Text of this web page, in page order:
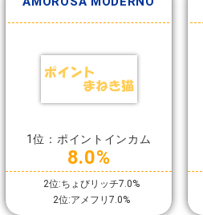
1位：ポイントインカム
8.0%
2位:ちょびリッチ7.0%
2位:アメフリ7.0%